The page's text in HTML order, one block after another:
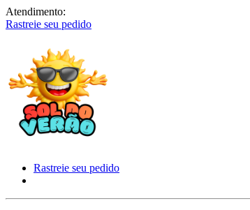
Atendimento:
Rastreie seu pedido
Rastreie seu pedido